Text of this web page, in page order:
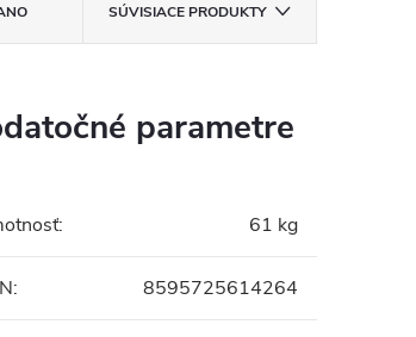
SÚVISIACE PRODUKTY
parametre
: 61 kg
: 8595725614264